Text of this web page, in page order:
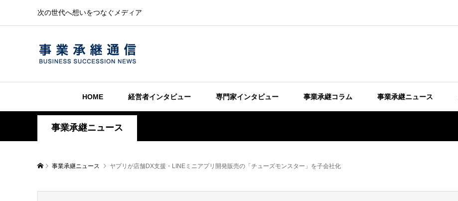
次の世代へ想いをつなぐメディア
HOME 経営者インタビュー 専門家インタビュー 事業承継コラム 事業承継ニュース
事業承継ニュース
事業承継ニュース ヤプリが店舗DX支援・LINEミニアプリ開発販売の「チューズモンスター」を子会社化